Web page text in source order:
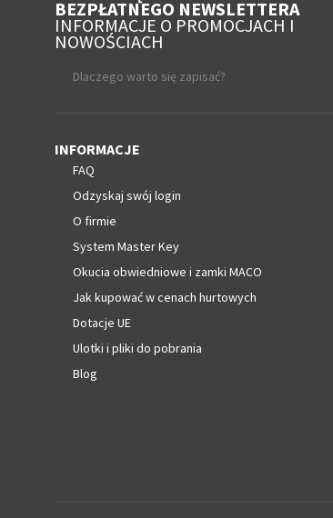
BEZPŁATNEGO NEWSLETTERA
INFORMACJE O PROMOCJACH I
NOWOŚCIACH
Dlaczego warto się zapisać?
INFORMACJE
FAQ
Odzyskaj swój login
O firmie
System Master Key
Okucia obwiedniowe i zamki MACO
Jak kupować w cenach hurtowych
Dotacje UE
Ulotki i pliki do pobrania
Blog